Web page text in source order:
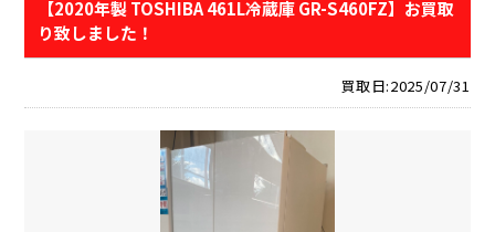
【2020年製 TOSHIBA 461L冷蔵庫 GR-S460FZ】お買取
り致しました！
買取日:2025/07/31